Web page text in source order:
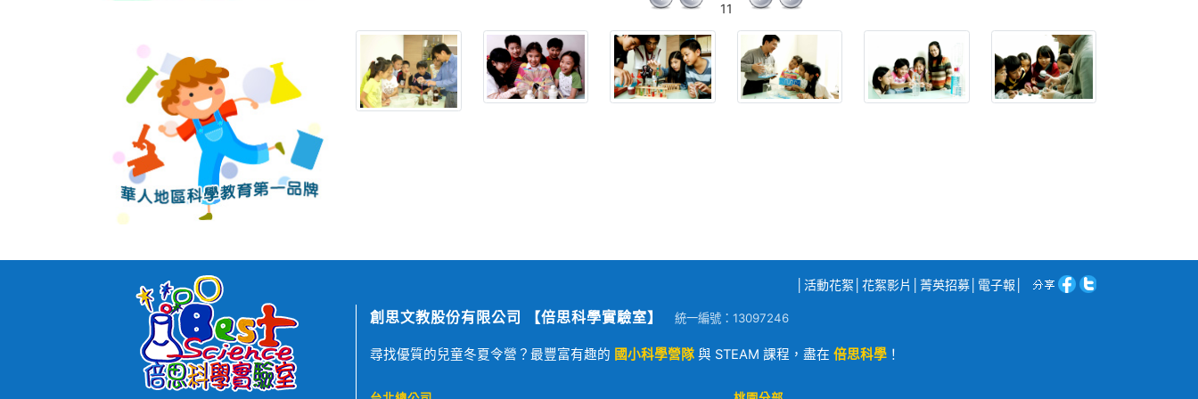
11
活動花絮 花絮影片 菁英招募 電子報
創思文教股份有限公司 【倍思科學實驗室】 統一編號：13097246
尋找優質的兒童冬夏令營？最豐富有趣的 國小科學營隊 與 STEAM 課程，盡在 倍思科學 ！